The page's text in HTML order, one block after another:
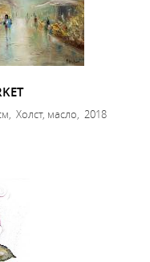
Холст, масло, 2018